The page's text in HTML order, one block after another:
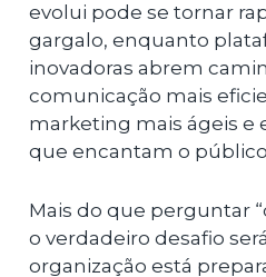
evolui pode se tornar
gargalo, enquanto
inovadoras abrem
comunicação mais
marketing mais ágeis e
que encantam o
Mais do que perguntar
o verdadeiro desafio
organização está